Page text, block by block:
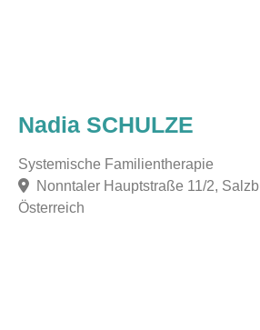
Nadia SCHULZE
Systemische Familientherapie
Nonntaler Hauptstraße 11/2,
Österreich